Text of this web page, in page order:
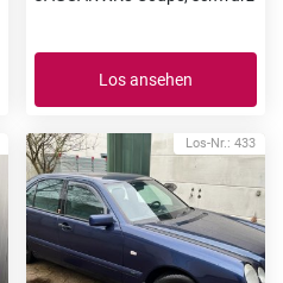
Los ansehen
Los-Nr.: 433